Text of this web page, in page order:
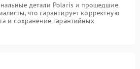
детали Polaris и прошедшие
что гарантирует корректную
и сохранение гарантийных